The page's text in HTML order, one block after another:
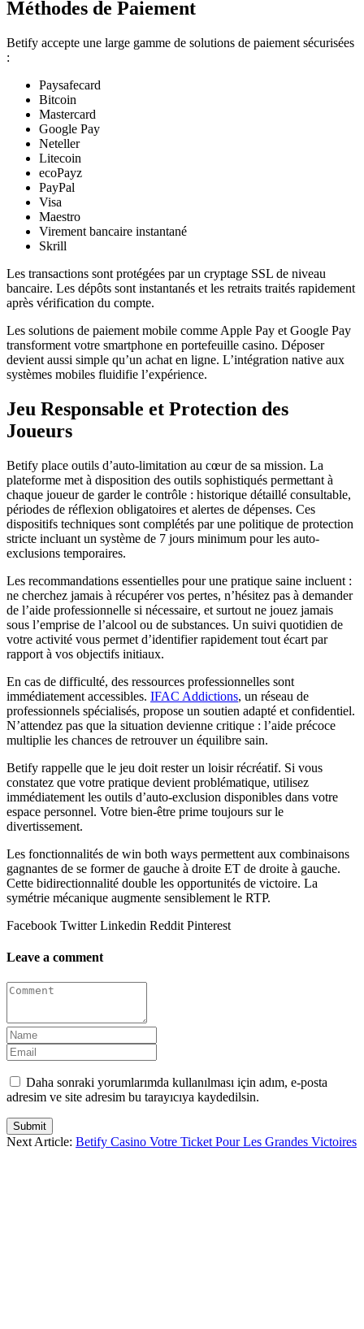
Méthodes de Paiement
Betify accepte une large gamme de solutions de paiement sécurisées
:
Paysafecard
Bitcoin
Mastercard
Google Pay
Neteller
Litecoin
ecoPayz
PayPal
Visa
Maestro
Virement bancaire instantané
Skrill
Les transactions sont protégées par un cryptage SSL de niveau
bancaire. Les dépôts sont instantanés et les retraits traités rapidement
après vérification du compte.
Les solutions de paiement mobile comme Apple Pay et Google Pay
transforment votre smartphone en portefeuille casino. Déposer
devient aussi simple qu’un achat en ligne. L’intégration native aux
systèmes mobiles fluidifie l’expérience.
Jeu Responsable et Protection des
Joueurs
Betify place outils d’auto-limitation au cœur de sa mission. La
plateforme met à disposition des outils sophistiqués permettant à
chaque joueur de garder le contrôle : historique détaillé consultable,
périodes de réflexion obligatoires et alertes de dépenses. Ces
dispositifs techniques sont complétés par une politique de protection
stricte incluant un système de 7 jours minimum pour les auto-
exclusions temporaires.
Les recommandations essentielles pour une pratique saine incluent :
ne cherchez jamais à récupérer vos pertes, n’hésitez pas à demander
de l’aide professionnelle si nécessaire, et surtout ne jouez jamais
sous l’emprise de l’alcool ou de substances. Un suivi quotidien de
votre activité vous permet d’identifier rapidement tout écart par
rapport à vos objectifs initiaux.
En cas de difficulté, des ressources professionnelles sont
immédiatement accessibles. IFAC Addictions, un réseau de
professionnels spécialisés, propose un soutien adapté et confidentiel.
N’attendez pas que la situation devienne critique : l’aide précoce
multiplie les chances de retrouver un équilibre sain.
Betify rappelle que le jeu doit rester un loisir récréatif. Si vous
constatez que votre pratique devient problématique, utilisez
immédiatement les outils d’auto-exclusion disponibles dans votre
espace personnel. Votre bien-être prime toujours sur le
divertissement.
Les fonctionnalités de win both ways permettent aux combinaisons
gagnantes de se former de gauche à droite ET de droite à gauche.
Cette bidirectionnalité double les opportunités de victoire. La
symétrie mécanique augmente sensiblement le RTP.
Facebook Twitter Linkedin Reddit Pinterest
Leave a comment
Daha sonraki yorumlarımda kullanılması için adım, e-posta
adresim ve site adresim bu tarayıcıya kaydedilsin.
Submit
Next Article: Betify Casino Votre Ticket Pour Les Grandes Victoires